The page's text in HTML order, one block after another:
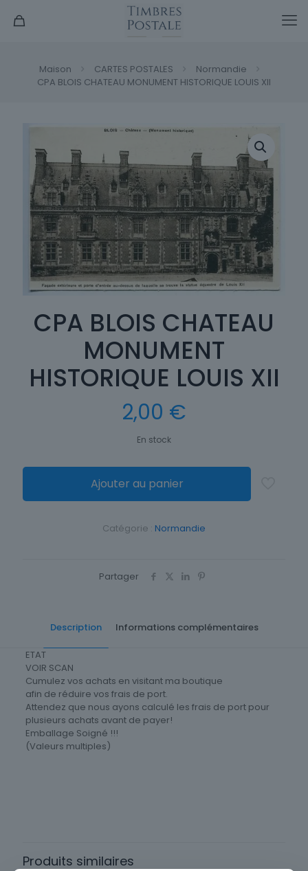
Maison CARTES POSTALES
Normandie
CPA BLOIS CHATEAU MONUMENT HISTORIQUE LOUIS XII
CPA BLOIS CHATEAU
MONUMENT
HISTORIQUE LOUIS XII
2,00 €
En stock
Ajouter au panier
Catégorie : Normandie
Partager
Description Informations complémentaires
ETAT
VOIR SCAN
Cumulez vos achats en visitant ma boutique
afin de réduire vos frais de port.
Attendez que nous ayons calculé les frais de port pour
plusieurs achats avant de payer!
Emballage Soigné !!!
(Valeurs multiples)
Produits similaires